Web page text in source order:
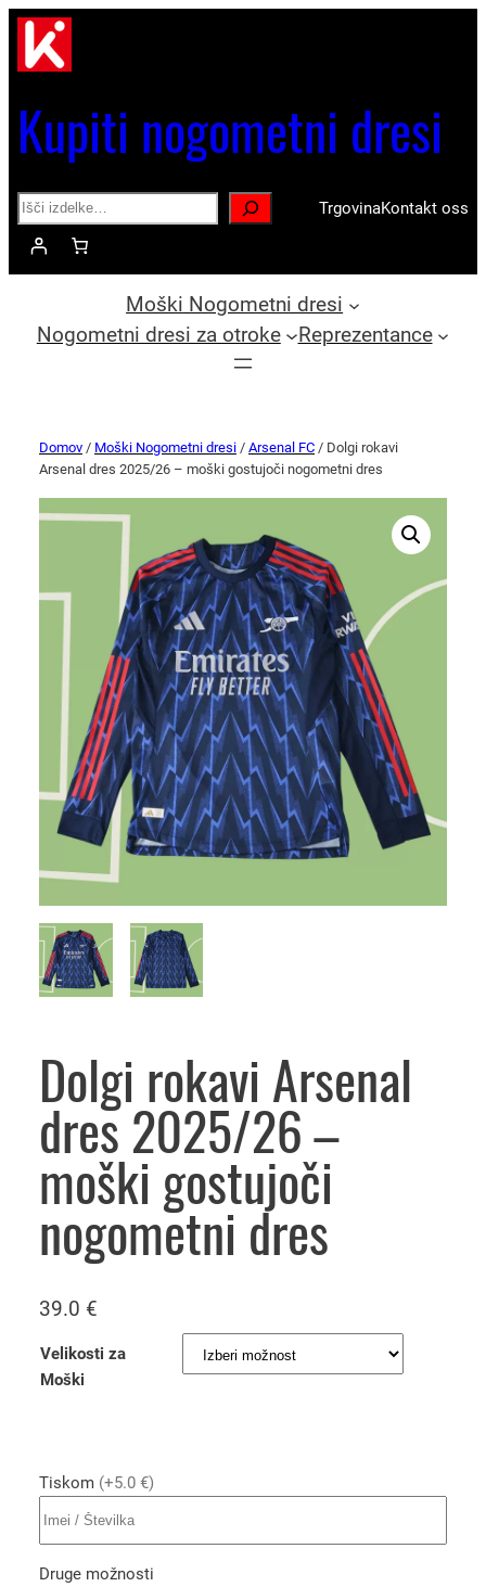
Kupiti nogometni dresi
Search TrgovinaKontakt oss
Moški Nogometni dresi
Nogometni dresi za otroke
Reprezentance
Domov / Moški Nogometni dresi / Arsenal FC / Dolgi rokavi
Arsenal dres 2025/26 – moški gostujoči nogometni dres
Dolgi rokavi Arsenal
dres 2025/26 –
moški gostujoči
nogometni dres
39.0 €
Velikosti za
Moški
Tiskom (+5.0 €)
Druge možnosti